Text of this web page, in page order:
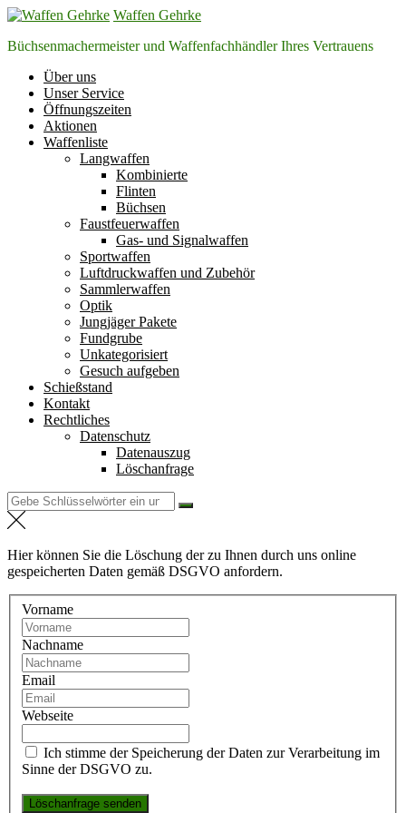
Zum
springen
Waffen Gehrke
Büchsenmachermeister und Waffenfachhändler Ihres Vertrauens
Über uns
Unser Service
Öffnungszeiten
Aktionen
Waffenliste
Langwaffen
Kombinierte
Flinten
Büchsen
Faustfeuerwaffen
Gas- und Signalwaffen
Sportwaffen
Luftdruckwaffen und Zubehör
Sammlerwaffen
Optik
Jungjäger Pakete
Fundgrube
Unkategorisiert
Gesuch aufgeben
Schießstand
Kontakt
Rechtliches
Datenschutz
Datenauszug
Löschanfrage
Suchen
nach:
Hier können Sie die Löschung der zu Ihnen durch uns online
gespeicherten Daten gemäß DSGVO anfordern.
Vorname
Nachname
Email
Webseite
Ich stimme der Speicherung der Daten zur Verarbeitung im
Sinne der DSGVO zu.